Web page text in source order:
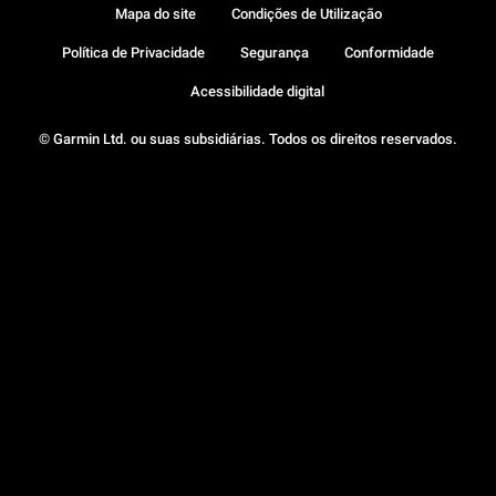
© Garmin Ltd. ou suas subsidiárias. Todos os direitos reservados.
Mapa do site Condições de Utilização
Política de Privacidade Segurança Conformidade
Acessibilidade digital